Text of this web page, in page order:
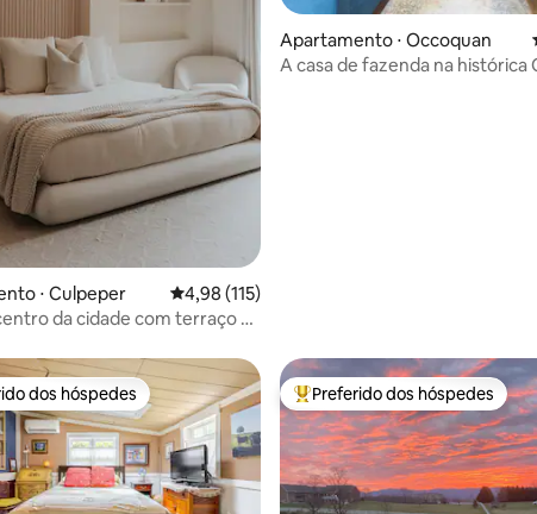
de 5, 230 avaliações
⋅ Culpeper 4,98 de uma avaliação média de 5, 115
4,98 (115)
da cidade com terraço ao
Apartamento ⋅ Occoquan
A casa de fazenda na histórica
preferidos dos hóspedes
dos hóspedes Entre os melhores preferidos
Preferido dos hóspedes